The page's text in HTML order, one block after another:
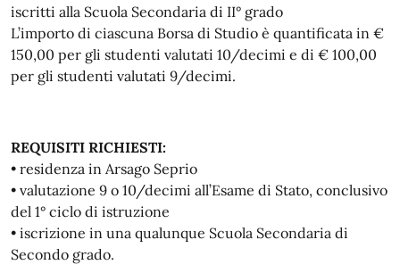
iscritti alla Scuola Secondaria di II° grado
L’importo di ciascuna Borsa di Studio è quantificata in €
150,00 per gli studenti valutati 10/decimi e di € 100,00
per gli studenti valutati 9/decimi.
REQUISITI RICHIESTI:
• residenza in Arsago Seprio
• valutazione 9 o 10/decimi all’Esame di Stato, conclusivo
del 1° ciclo di istruzione
• iscrizione in una qualunque Scuola Secondaria di
Secondo grado.